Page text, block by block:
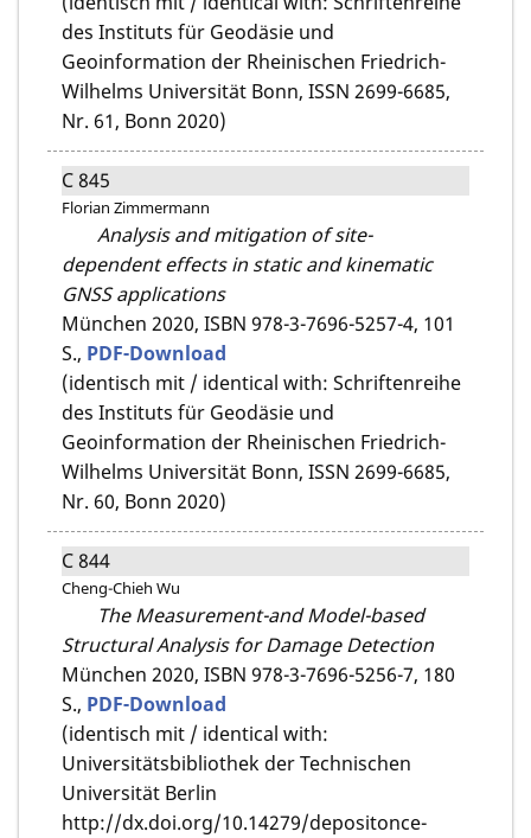
des Instituts für Geodäsie und
Geoinformation der Rheinischen Friedrich-
Wilhelms Universität Bonn, ISSN 2699-6685,
Nr. 61, Bonn 2020)
C 845
Florian Zimmermann
Analysis and mitigation of site-
dependent effects in static and kinematic
GNSS applications
München 2020, ISBN 978-3-7696-5257-4, 101
S., PDF-Download
(identisch mit / identical with: Schriftenreihe
des Instituts für Geodäsie und
Geoinformation der Rheinischen Friedrich-
Wilhelms Universität Bonn, ISSN 2699-6685,
Nr. 60, Bonn 2020)
C 844
Cheng-Chieh Wu
The Measurement-and Model-based
Structural Analysis for Damage Detection
München 2020, ISBN 978-3-7696-5256-7, 180
S., PDF-Download
(identisch mit / identical with:
Universitätsbibliothek der Technischen
Universität Berlin
http://dx.doi.org/10.14279/depositonce-